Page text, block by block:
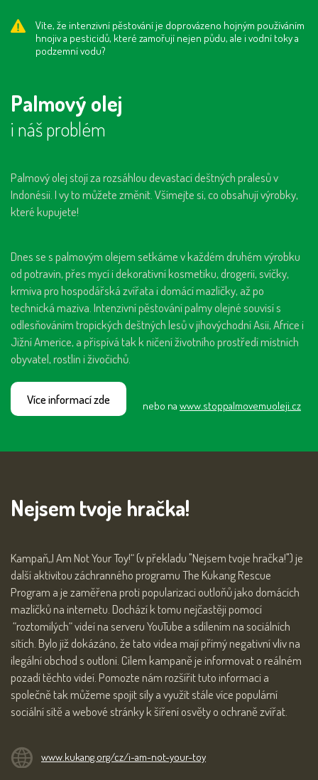
Víte, že intenzivní pěstování je doprovázeno hojným používáním
hnojiv a pesticidů, které zamořují nejen půdu, ale i vodní toky a
podzemní vodu?
Palmový olej
i náš problém
Palmový olej stojí za rozsáhlou devastací deštných pralesů v
Indonésii. I vy to můžete změnit. Všímejte si, co obsahují výrobky,
které kupujete!
Dnes se s palmovým olejem setkáme v každém druhém výrobku
od potravin, přes mycí i dekorativní kosmetiku, drogerii, svíčky,
krmiva pro hospodářská zvířata i domácí mazlíčky, až po
technická maziva. Intenzivní pěstování palmy olejné souvisí s
odlesňováním tropických deštných lesů v jihovýchodní Asii, Africe i
Jižní Americe, a přispívá tak k ničení životního prostředí místních
obyvatel, rostlin i živočichů.
Více informací zde nebo na www.stoppalmovemuoleji.cz
Nejsem tvoje hračka!
Kampaň„I Am Not Your Toy!“ (v překladu "Nejsem tvoje hračka!") je
další aktivitou záchranného programu The Kukang Rescue
Program a je zaměřena proti popularizaci outloňů jako domácích
mazlíčků na internetu. Dochází k tomu nejčastěji pomocí
“roztomilých“ videí na serveru YouTube a sdílením na sociálních
sítích. Bylo již dokázáno, že tato videa mají přímý negativní vliv na
ilegální obchod s outloni. Cílem kampaně je informovat o reálném
pozadí těchto videí. Pomozte nám rozšířit tuto informaci a
společně tak můžeme spojit síly a využít stále více populární
sociální sítě a webové stránky k šíření osvěty o ochraně zvířat.
www.kukang.org/cz/i-am-not-your-toy